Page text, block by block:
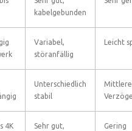
kabelgebunden
Variabel,
störanfällig
Leicht
Unterschiedlich
stabil
Mittlere
4K
Sehr gut,
Gering